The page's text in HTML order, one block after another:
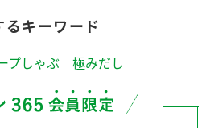
るキーワード
プしゃぶ 極みだし